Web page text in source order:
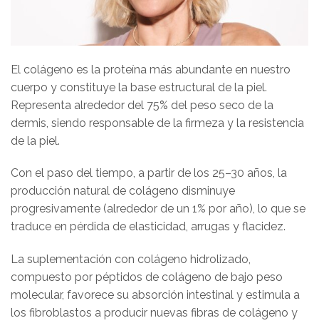
El colágeno es la proteína más abundante en nuestro
cuerpo y constituye la base estructural de la piel.
Representa alrededor del 75% del peso seco de la
dermis, siendo responsable de la firmeza y la resistencia
de la piel.
Con el paso del tiempo, a partir de los 25–30 años, la
producción natural de colágeno disminuye
progresivamente (alrededor de un 1% por año), lo que se
traduce en pérdida de elasticidad, arrugas y flacidez.
La suplementación con colágeno hidrolizado,
compuesto por péptidos de colágeno de bajo peso
molecular, favorece su absorción intestinal y estimula a
los fibroblastos a producir nuevas fibras de colágeno y